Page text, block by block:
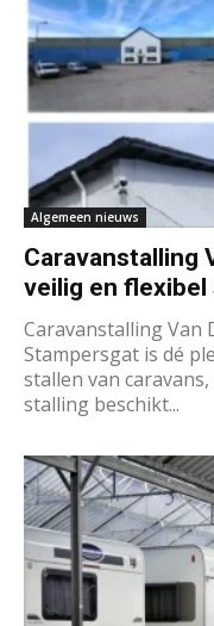
Algemeen nieuws
Caravanstalling
veilig en flexibel
Caravanstalling Van
Stampersgat is dé
stallen van
stalling beschikt...